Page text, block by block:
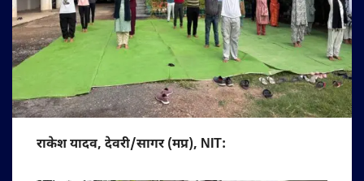
राकेश यादव, देवरी/सागर (मप्र), NIT: